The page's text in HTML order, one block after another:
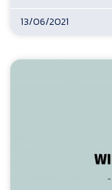
13/06/2021